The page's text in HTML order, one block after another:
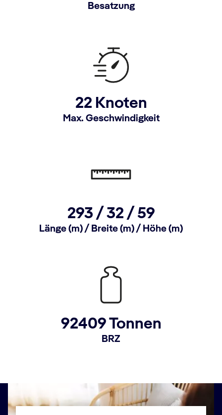
Besatzung
22 Knoten
Max. Geschwindigkeit
293 / 32 / 59
Länge (m) / Breite (m) / Höhe (m)
92409 Tonnen
BRZ